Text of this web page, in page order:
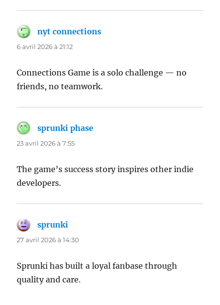
nyt connections
6 avril 2026 à 21:12
Connections Game is a solo challenge — no
friends, no teamwork.
sprunki phase
23 avril 2026 à 7:55
The game’s success story inspires other indie
developers.
sprunki
27 avril 2026 à 14:30
Sprunki has built a loyal fanbase through
quality and care.